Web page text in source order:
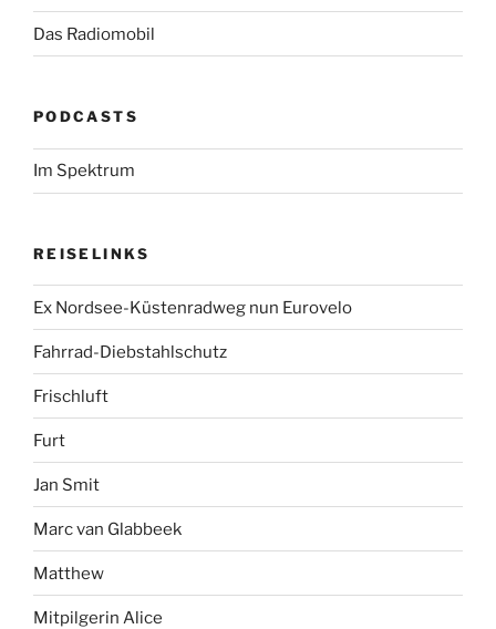
Das Radiomobil
PODCASTS
Im Spektrum
REISELINKS
Ex Nordsee-Küstenradweg nun Eurovelo
Fahrrad-Diebstahlschutz
Frischluft
Furt
Jan Smit
Marc van Glabbeek
Matthew
Mitpilgerin Alice